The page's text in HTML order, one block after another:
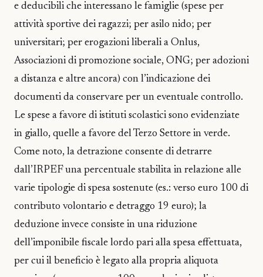
e deducibili che interessano le famiglie (spese per
attività sportive dei ragazzi; per asilo nido; per
universitari; per erogazioni liberali a Onlus,
Associazioni di promozione sociale, ONG; per adozioni
a distanza e altre ancora) con l’indicazione dei
documenti da conservare per un eventuale controllo.
Le spese a favore di istituti scolastici sono evidenziate
in giallo, quelle a favore del Terzo Settore in verde.
Come noto, la detrazione consente di detrarre
dall’IRPEF una percentuale stabilita in relazione alle
varie tipologie di spesa sostenute (es.: verso euro 100 di
contributo volontario e detraggo 19 euro); la
deduzione invece consiste in una riduzione
dell’imponibile fiscale lordo pari alla spesa effettuata,
per cui il beneficio è legato alla propria aliquota